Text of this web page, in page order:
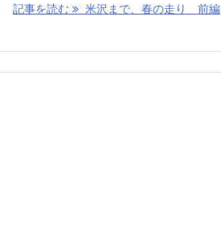
記事を読む 米沢まで、春の走り 前編